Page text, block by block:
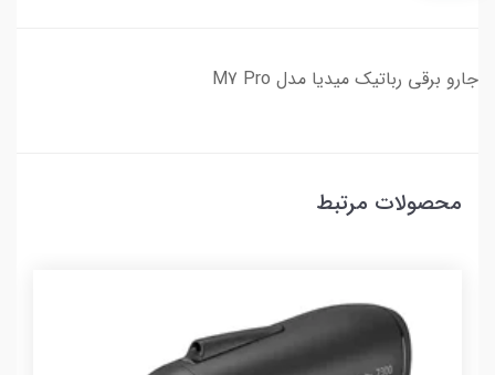
جارو برقی رباتیک میدیا مدل M7 Pro
محصولات مرتبط